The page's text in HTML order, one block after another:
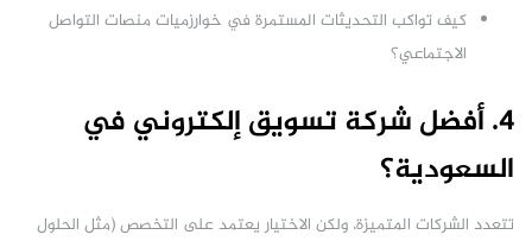
كيف تواكب التحديثات المستمرة في خوارزميات منصات التواصل
الاجتماعي؟
4. أفضل شركة تسويق إلكتروني في
السعودية؟
تتعدد الشركات المتميزة، ولكن الاختيار يعتمد على التخصص (مثل الحلول